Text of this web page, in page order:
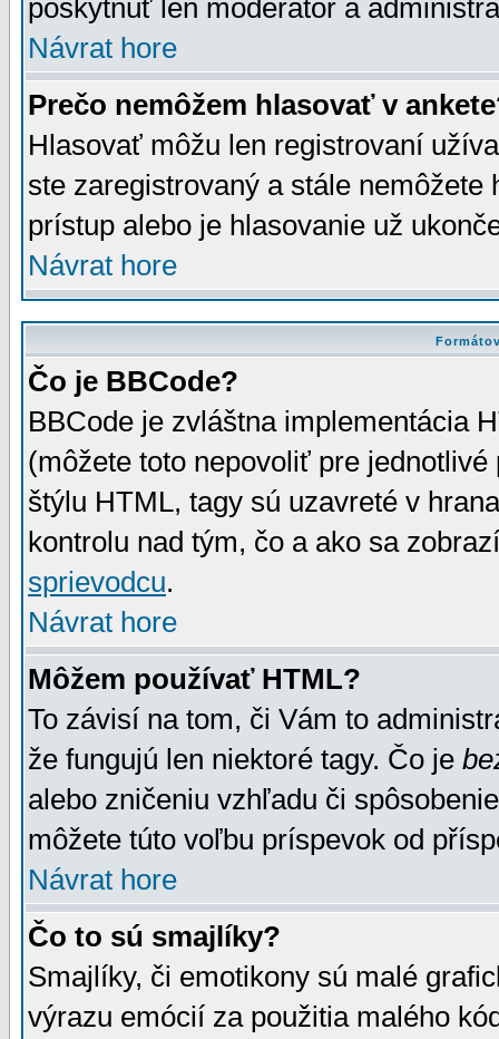
poskytnúť len moderátor a
Návrat hore
Prečo nemôžem hlasovať v
Hlasovať môžu len registrovaní
ste zaregistrovaný a stále
prístup alebo je hlasovanie už
Návrat hore
Čo je BBCode?
BBCode je zvláštna implementácia
(môžete toto nepovoliť pre
štýlu HTML, tagy sú uzavreté v
kontrolu nad tým, čo a ako sa
sprievodcu.
Návrat hore
Môžem používať HTML?
To závisí na tom, či Vám to
že fungujú len niektoré tagy. Čo je
alebo zničeniu vzhľadu či
môžete túto voľbu príspevok od
Návrat hore
Čo to sú smajlíky?
Smajlíky, či emotikony sú malé
výrazu emócií za použitia malého